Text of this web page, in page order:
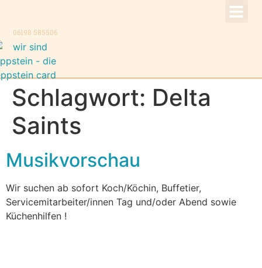
06198 585506
Schlagwort: Delta
Saints
Musikvorschau
Wir suchen ab sofort Koch/Köchin, Buffetier,
Servicemitarbeiter/innen Tag und/oder Abend sowie
Küchenhilfen !